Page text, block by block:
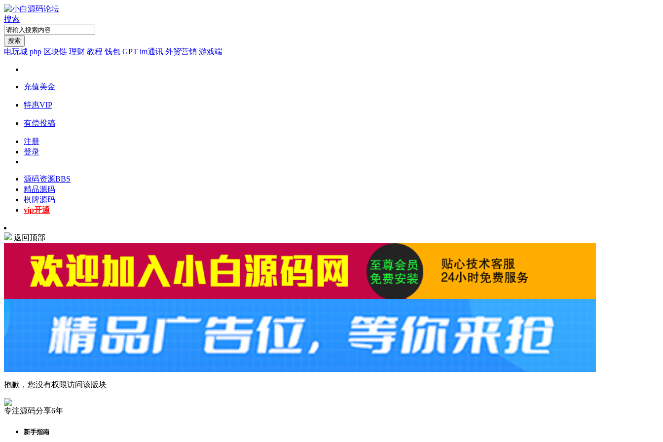
搜索
搜索
电玩城 php 区块链 理财 教程 钱包 GPT im通讯 外贸营销 游戏端
充值美金
特惠VIP
有偿投稿
注册
登录
源码资源BBS
精品源码
棋牌源码
vip开通
返回顶部
抱歉，您没有权限访问该版块
专注源码分享6年
新手指南